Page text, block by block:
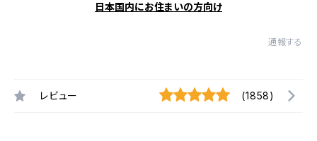
日本国内にお住まいの方向け
通報する
レビュー (1858)